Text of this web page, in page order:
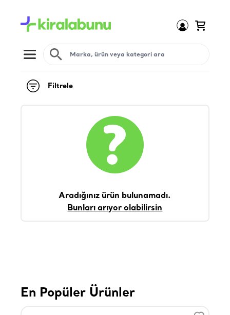
Open menu
Filtrele
Aradığınız ürün bulunamadı.
Bunları arıyor olabilirsin
En Popüler Ürünler